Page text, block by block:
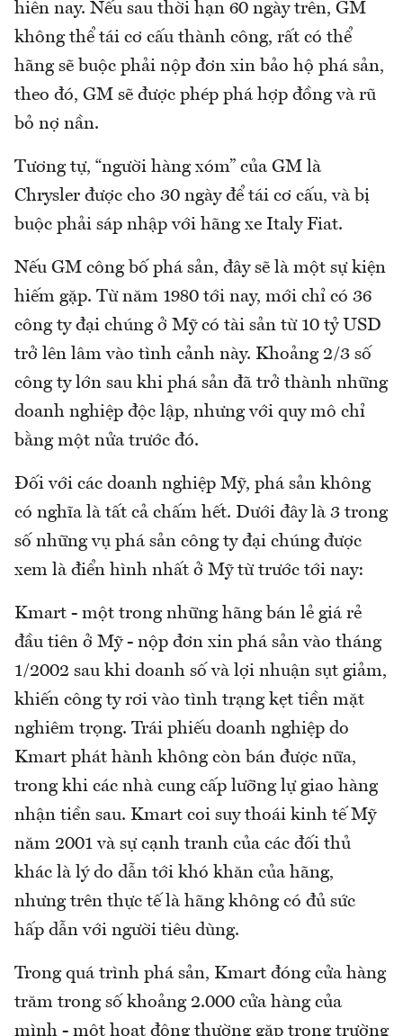
hiên nay. Nếu sau thời hạn 60 ngày trên, GM
không thể tái cơ cấu thành công, rất có thể
hãng sẽ buộc phải nộp đơn xin bảo hộ phá sản,
theo đó, GM sẽ được phép phá hợp đồng và rũ
bỏ nợ nần.
Tương tự, “người hàng xóm” của GM là
Chrysler được cho 30 ngày để tái cơ cấu, và bị
buộc phải sáp nhập với hãng xe Italy Fiat.
Nếu GM công bố phá sản, đây sẽ là một sự kiện
hiếm gặp. Từ năm 1980 tới nay, mới chỉ có 36
công ty đại chúng ở Mỹ có tài sản từ 10 tỷ USD
trở lên lâm vào tình cảnh này. Khoảng 2/3 số
công ty lớn sau khi phá sản đã trở thành những
doanh nghiệp độc lập, nhưng với quy mô chỉ
bằng một nửa trước đó.
Đối với các doanh nghiệp Mỹ, phá sản không
có nghĩa là tất cả chấm hết. Dưới đây là 3 trong
số những vụ phá sản công ty đại chúng được
xem là điển hình nhất ở Mỹ từ trước tới nay:
Kmart - một trong những hãng bán lẻ giá rẻ
đầu tiên ở Mỹ - nộp đơn xin phá sản vào tháng
1/2002 sau khi doanh số và lợi nhuận sụt giảm,
khiến công ty rơi vào tình trạng kẹt tiền mặt
nghiêm trọng. Trái phiếu doanh nghiệp do
Kmart phát hành không còn bán được nữa,
trong khi các nhà cung cấp lưỡng lự giao hàng
nhận tiền sau. Kmart coi suy thoái kinh tế Mỹ
năm 2001 và sự cạnh tranh của các đối thủ
khác là lý do dẫn tới khó khăn của hãng,
nhưng trên thực tế là hãng không có đủ sức
hấp dẫn với người tiêu dùng.
Trong quá trình phá sản, Kmart đóng cửa hàng
trăm trong số khoảng 2.000 cửa hàng của
mình - một hoạt động thường gặp trong trường